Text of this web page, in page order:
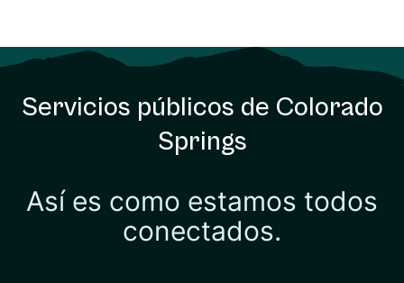
Servicios públicos de Colorado
Springs
Así es como estamos todos
conectados.